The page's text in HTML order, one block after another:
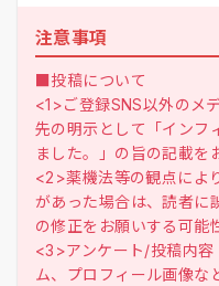
注意事項
■投稿について
<1>ご登録SNS以外のメ
先の明示として「インフ
ました。」の旨の記載を
<2>薬機法等の観点によ
があった場合は、読者に
の修正をお願いする可能
<3>アンケート/投稿内容
ム、プロフィール画像な